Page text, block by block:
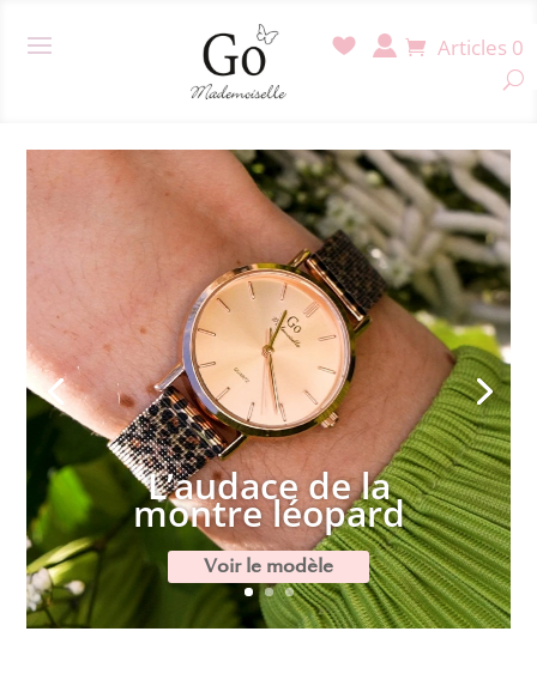
Articles 0
L’audace de la
montre léopard
Voir le modèle